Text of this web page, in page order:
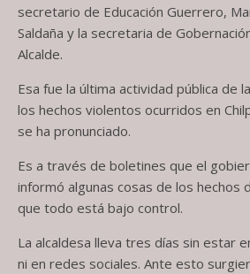
secretario de Educación Guerrero,
Saldaña y la secretaria de
Alcalde.
Esa fue la última actividad pública de
los hechos violentos ocurridos en
se ha pronunciado.
Es a través de boletines que el
informó algunas cosas de los hechos
que todo está bajo control.
La alcaldesa lleva tres días sin estar
ni en redes sociales. Ante esto